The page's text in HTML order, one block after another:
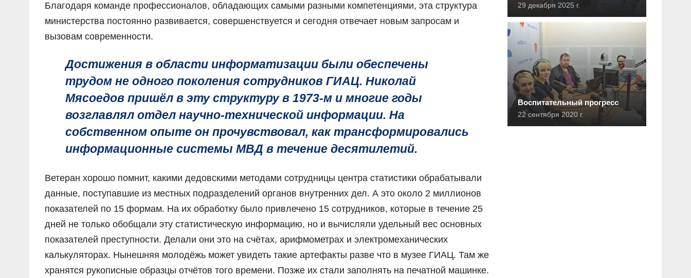
Благодаря команде профессионалов, обладающих самыми разными компетенциями, эта структура
министерства постоянно развивается, совершенствуется и сегодня отвечает новым запросам и
вызовам современности.
Достижения в области информатизации были обеспечены
трудом не одного поколения сотрудников ГИАЦ. Николай
Мясоедов пришёл в эту структуру в 1973-м и многие годы
возглавлял отдел научно-технической информации. На
собственном опыте он прочувствовал, как трансформировались
информационные системы МВД в течение десятилетий.
Ветеран хорошо помнит, какими дедовскими методами сотрудницы центра статистики обрабатывали
данные, поступавшие из местных подразделений органов внутренних дел. А это около 2 миллионов
показателей по 15 формам. На их обработку было привлечено 15 сотрудников, которые в течение 25
дней не только обобщали эту статистическую информацию, но и вычисляли удельный вес основных
показателей преступности. Делали они это на счётах, арифмометрах и электромеханических
калькуляторах. Нынешняя молодёжь может увидеть такие артефакты разве что в музее ГИАЦ. Там же
хранятся рукописные образцы отчётов того времени. Позже их стали заполнять на печатной машинке.
29 декабря 2025 г.
Воспитательный прогресс
22 сентября 2020 г.